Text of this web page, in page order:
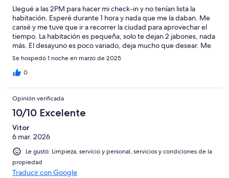
Llegué a las 2PM para hacer mi check-in y no tenían lista la
habitación. Esperé durante 1 hora y nada que me la daban. Me
cansé y me tuve que ir a recorrer la ciudad para aprovechar el
tiempo. La habitación es pequeña, solo te dejan 2 jabones, nada
más. El desayuno es poco variado, deja mucho que desear. Me
quedé en la misma cadena de hotel en Florianópolis y es igual
de terrible, desorganizado, no te entregan las habitaciones a
tiempo y el desayuno es poco variado. No me volvería a
decepcionó.
Se hospedó 1 noche en marzo de 2025
0
Opinión verificada
10/10 Excelente
Vitor
6 mar. 2026
Le gustó: Limpieza, servicio y personal, servicios y condiciones de la
propiedad
Traducir con Google